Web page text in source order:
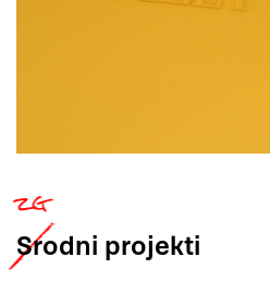
Srodni projekti